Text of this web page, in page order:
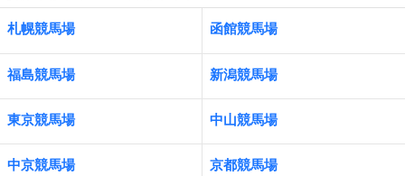
札幌競馬場 函館競馬場
福島競馬場 新潟競馬場
東京競馬場 中山競馬場
中京競馬場 京都競馬場